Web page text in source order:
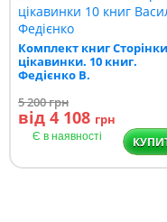
Комплект книг Сторінки
цікавинки. 10 книг.
Федієнко В.
5 200грн
від 4 108 грн
Є в наявності